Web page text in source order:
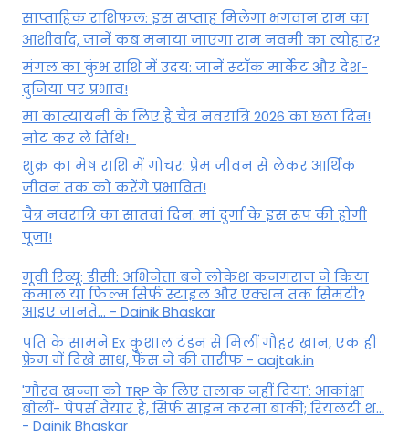
साप्ताहिक राशिफल: इस सप्ताह मिलेगा भगवान राम का
आशीर्वाद, जानें कब मनाया जाएगा राम नवमी का त्योहार?
मंगल का कुंभ राशि में उदय: जानें स्‍टॉक मार्केट और देश-
दुनिया पर प्रभाव!
मां कात्‍यायनी के लिए है चैत्र नवरात्रि 2026 का छठा दिन!
नोट कर लें तिथि!
शुक्र का मेष राशि में गोचर: प्रेम जीवन से लेकर आर्थिक
जीवन तक को करेंगे प्रभावित!
चैत्र नवरात्रि का सातवां दिन: मां दुर्गा के इस रूप की होगी
पूजा!
मूवी रिव्यू: डीसी: अभिनेता बने लोकेश कनगराज ने किया
कमाल या फिल्म सिर्फ स्टाइल और एक्शन तक सिमटी?
आइए जानते... - Dainik Bhaskar
पति के सामने Ex कुशाल टंडन से मिलीं गौहर खान, एक ही
फ्रेम में दिखे साथ, फैंस ने की तारीफ - aajtak.in
'गौरव खन्ना को TRP के लिए तलाक नहीं दिया': आकांक्षा
बोलीं- पेपर्स तैयार हैं, सिर्फ साइन करना बाकी; रियलटी श...
- Dainik Bhaskar